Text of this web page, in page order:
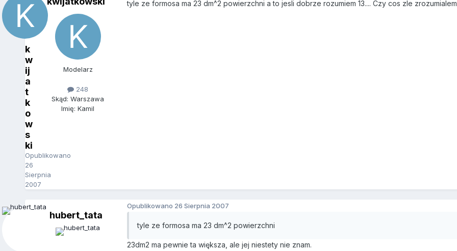
k
w
ij
a
t
k
o
w
s
ki
Opublikowano
26
Sierpnia
2007
Modelarz
248
Skąd: Warszawa
Imię: Kamil
tyle ze formosa ma 23 dm^2 powierzchni a to jesli dobrze rozumiem 13.... Czy cos zle
hubert_tata
Opublikowano 26 Sierpnia 2007
tyle ze formosa ma 23 dm^2 powierzchni
23dm2 ma pewnie ta większa, ale jej niestety nie znam.